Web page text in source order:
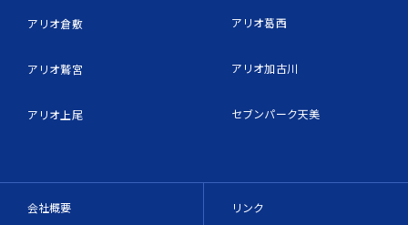
アリオ倉敷
アリオ鷲宮
アリオ上尾
アリオ葛西
アリオ加古川
セブンパーク天美
会社概要 リンク